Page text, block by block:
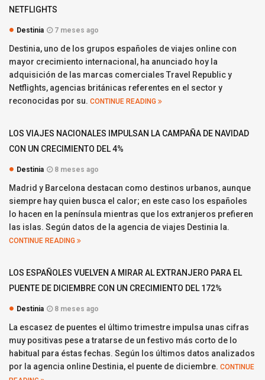
NETFLIGHTS
Destinia 7 meses ago
Destinia, uno de los grupos españoles de viajes online con
mayor crecimiento internacional, ha anunciado hoy la
adquisición de las marcas comerciales Travel Republic y
Netflights, agencias británicas referentes en el sector y
reconocidas por su. CONTINUE READING
LOS VIAJES NACIONALES IMPULSAN LA CAMPAÑA DE NAVIDAD
CON UN CRECIMIENTO DEL 4%
Destinia 8 meses ago
Madrid y Barcelona destacan como destinos urbanos, aunque
siempre hay quien busca el calor; en este caso los españoles
lo hacen en la península mientras que los extranjeros prefieren
las islas. Según datos de la agencia de viajes Destinia la.
CONTINUE READING
LOS ESPAÑOLES VUELVEN A MIRAR AL EXTRANJERO PARA EL
PUENTE DE DICIEMBRE CON UN CRECIMIENTO DEL 172%
Destinia 8 meses ago
La escasez de puentes el último trimestre impulsa unas cifras
muy positivas pese a tratarse de un festivo más corto de lo
habitual para éstas fechas. Según los últimos datos analizados
por la agencia online Destinia, el puente de diciembre. CONTINUE